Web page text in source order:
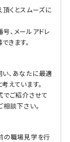
くとスムーズに
、メールアドレ
きます。
、あなたに最適
えています。
でご紹介させて
相談下さい。
の職場見学を行